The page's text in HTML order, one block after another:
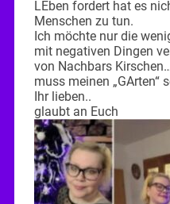
LEben fordert hat es
Menschen zu tun.
Ich möchte nur die
mit negativen Dingen
von Nachbars
muss meinen „GArten“
Ihr lieben..
glaubt an Euch